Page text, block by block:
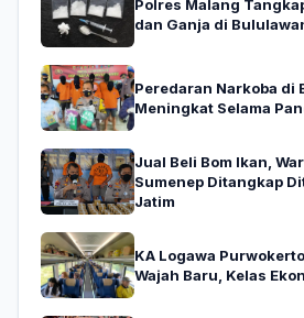
Polres Malang
dan Ganja di
Peredaran Narkoba di
Meningkat Selama
Jual Beli Bom Ikan,
Sumenep Ditangkap
Jatim
KA Logawa
Wajah Baru, Kelas